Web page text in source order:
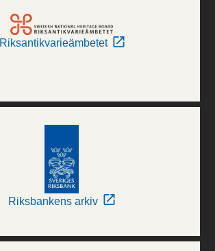
Riksantikvarieämbetet
Riksbankens arkiv